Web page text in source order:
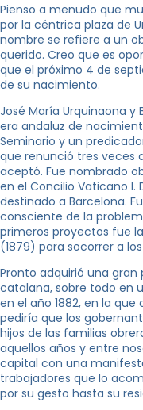
Pienso a menudo que
por la céntrica plaza de
nombre se refiere a un
querido. Creo que es
que el próximo 4 de
de su nacimiento.
José María Urquinaona y
era andaluz de
Seminario y un
que renunció tres veces
aceptó. Fue nombrado
en el Concilio Vaticano I.
destinado a Barcelona.
consciente de la
primeros proyectos fue
(1879) para socorrer a
Pronto adquirió una gran
catalana, sobre todo en
en el año 1882, en la que
pediría que los
hijos de las familias
aquellos años y entre
capital con una
trabajadores que lo
por su gesto hasta su